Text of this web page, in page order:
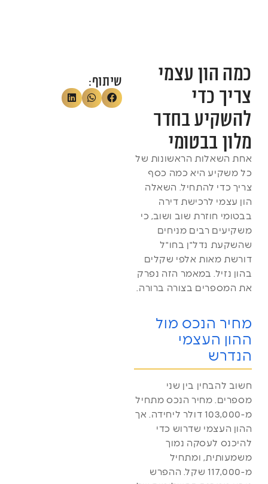
שיתוף:
כמה הון עצמי
צריך כדי
להשקיע בחדר
מלון בבטומי
אחת השאלות הראשונות של
כל משקיע היא כמה כסף
צריך כדי להתחיל. השאלה
הון עצמי לרכישת דירה
בבטומי חוזרת שוב ושוב, כי
משקיעים רבים מניחים
שהשקעת נדל"ן בחו"ל
דורשת מאות אלפי שקלים
בהון נזיל. במאמר הזה נפרק
את המספרים בצורה ברורה.
מחיר הנכס מול
ההון העצמי
הנדרש
חשוב להבחין בין שני
מספרים. מחיר הנכס מתחיל
מ-103,000 דולר ליחידה. אך
ההון העצמי שדרוש כדי
להיכנס לעסקה נמוך
משמעותית, ומתחיל
מ-117,000 שקל. ההפרש